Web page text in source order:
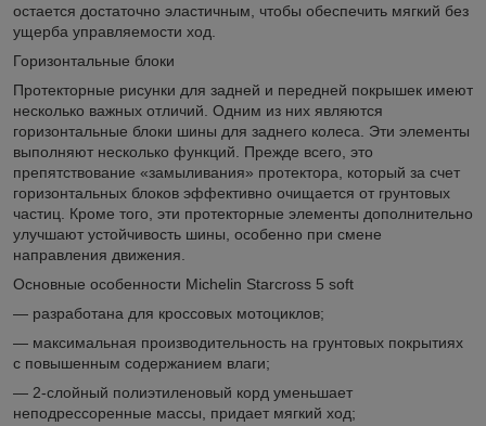
остается достаточно эластичным, чтобы обеспечить мягкий без
ущерба управляемости ход.
Горизонтальные блоки
Протекторные рисунки для задней и передней покрышек имеют
несколько важных отличий. Одним из них являются
горизонтальные блоки шины для заднего колеса. Эти элементы
выполняют несколько функций. Прежде всего, это
препятствование «замыливания» протектора, который за счет
горизонтальных блоков эффективно очищается от грунтовых
частиц. Кроме того, эти протекторные элементы дополнительно
улучшают устойчивость шины, особенно при смене
направления движения.
Основные особенности Michelin Starcross 5 soft
— разработана для кроссовых мотоциклов;
— максимальная производительность на грунтовых покрытиях
с повышенным содержанием влаги;
— 2-слойный полиэтиленовый корд уменьшает
неподрессоренные массы, придает мягкий ход;